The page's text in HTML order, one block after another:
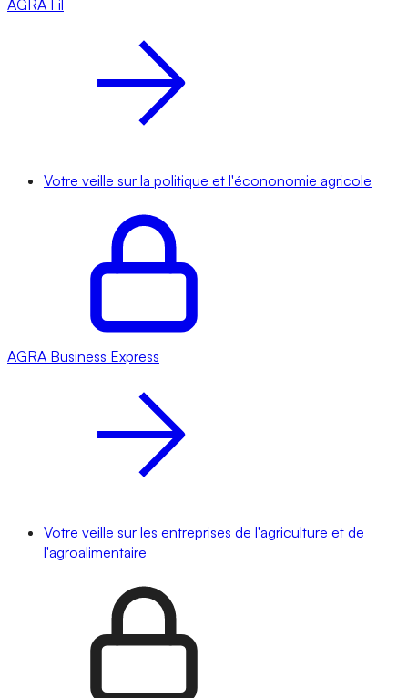
AGRA Fil
Votre veille sur la politique et l'écononomie agricole
AGRA Business Express
Votre veille sur les entreprises de l'agriculture et de
l'agroalimentaire